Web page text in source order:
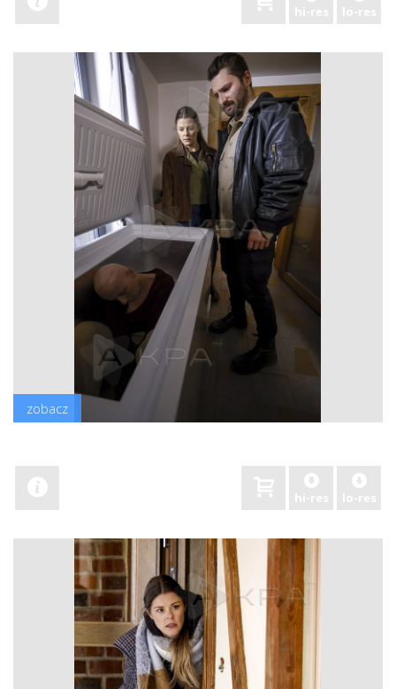
hi-res lo-res
zobacz
hi-res lo-res